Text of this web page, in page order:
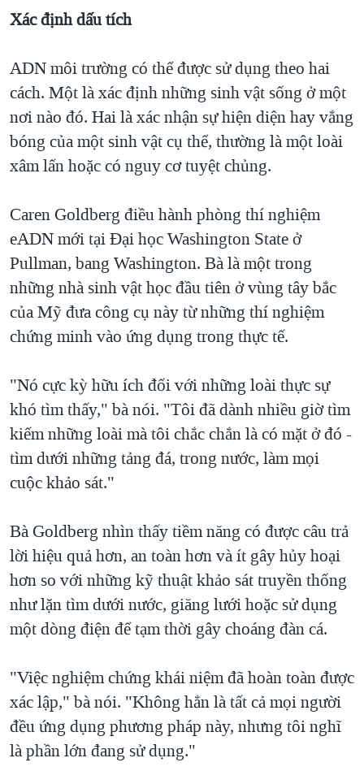
Xác địnhdấu tích
ADN môi trường có thể được sử dụng theo hai
cách. Một là xác định những sinh vật sống ở một
nơi nào đó. Hai là xác nhận sự hiện diện hay vắng
bóng của một sinh vật cụ thể, thường là một loài
xâm lấn hoặc có nguy cơ tuyệt chủng.
Caren Goldberg điều hành phòng thí nghiệm
eADN mới tại Đại học Washington State ở
Pullman, bang Washington. Bà là một trong
những nhà sinh vật học đầu tiên ở vùng tây bắc
của Mỹ đưa công cụ này từ những thí nghiệm
chứng minh vào ứng dụng trong thực tế.
"Nó cực kỳ hữu ích đối với những loài thực sự
khó tìm thấy," bà nói. "Tôi đã dành nhiều giờ tìm
kiếm những loài mà tôi chắc chắn là có mặt ở đó -
tìm dưới những tảng đá, trong nước, làm mọi
cuộc khảo sát."
Bà Goldberg nhìn thấy tiềm năng có được câu trả
lời hiệu quả hơn, an toàn hơn và ít gây hủy hoại
hơn so với những kỹ thuật khảo sát truyền thống
như lặn tìm dưới nước, giăng lưới hoặc sử dụng
một dòng điện để tạm thời gây choáng đàn cá.
"Việc nghiệm chứng khái niệm đã hoàn toàn được
xác lập," bà nói. "Không hẳn là tất cả mọi người
đều ứng dụng phương pháp này, nhưng tôi nghĩ
là phần lớn đang sử dụng."